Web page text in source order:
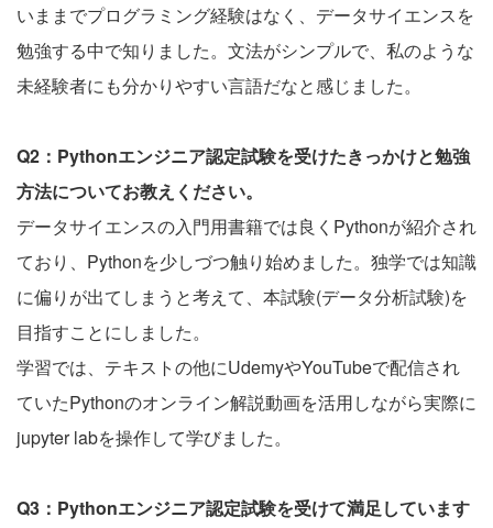
いままでプログラミング経験はなく、データサイエンスを
勉強する中で知りました。文法がシンプルで、私のような
未経験者にも分かりやすい言語だなと感じました。
Q2：Pythonエンジニア認定試験を受けたきっかけと勉強
方法についてお教えください。
データサイエンスの入門用書籍では良くPythonが紹介され
ており、Pythonを少しづつ触り始めました。独学では知識
に偏りが出てしまうと考えて、本試験(データ分析試験)を
目指すことにしました。
学習では、テキストの他にUdemyやYouTubeで配信され
ていたPythonのオンライン解説動画を活用しながら実際に
jupyter labを操作して学びました。
Q3：Pythonエンジニア認定試験を受けて満足しています